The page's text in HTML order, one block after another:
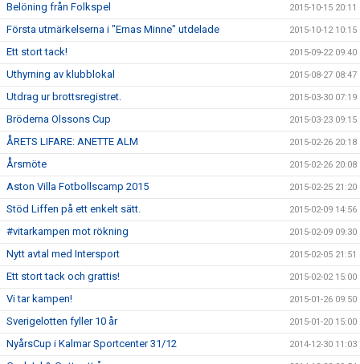
Belöning från Folkspel 2015-10-15 20:11
Första utmärkelserna i "Ernas Minne" utdelade 2015-10-12 10:15
Ett stort tack! 2015-09-22 09:40
Uthyrning av klubblokal 2015-08-27 08:47
Utdrag ur brottsregistret. 2015-03-30 07:19
Bröderna Olssons Cup 2015-03-23 09:15
ÅRETS LIFARE: ANETTE ALM 2015-02-26 20:18
Årsmöte 2015-02-26 20:08
Aston Villa Fotbollscamp 2015 2015-02-25 21:20
Stöd Liffen på ett enkelt sätt. 2015-02-09 14:56
#vitarkampen mot rökning 2015-02-09 09:30
Nytt avtal med Intersport 2015-02-05 21:51
Ett stort tack och grattis! 2015-02-02 15:00
Vi tar kampen! 2015-01-26 09:50
Sverigelotten fyller 10 år 2015-01-20 15:00
NyårsCup i Kalmar Sportcenter 31/12 2014-12-30 11:03